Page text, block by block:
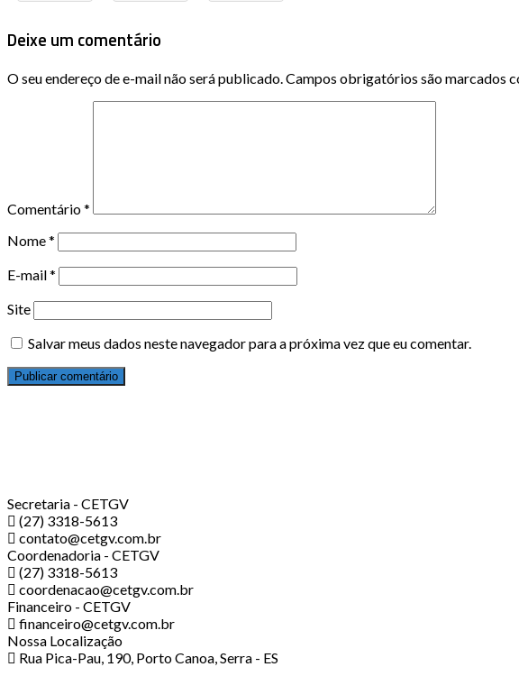
Deixe um comentário
O seu endereço de e-mail não será publicado.Campos obrigatórios são marcados
Comentário*
Nome*
E-mail*
Site
Salvar meus dados neste navegador para a próxima vez que eu comentar.
Secretaria - CETGV
(27) 3318-5613
contato@cetgv.com.br
Coordenadoria - CETGV
(27) 3318-5613
coordenacao@cetgv.com.br
Financeiro - CETGV
financeiro@cetgv.com.br
Nossa Localização
Rua Pica-Pau, 190, Porto Canoa, Serra - ES